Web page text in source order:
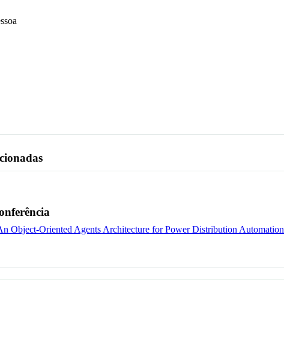
Object-Oriented Agents Architecture for Power Distribution Automation